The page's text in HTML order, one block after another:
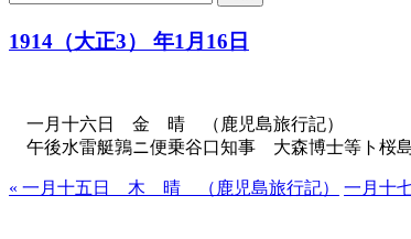
1914（大正3） 年1月16日
一月十六日 金 晴 （鹿児島旅行記）
午後水雷艇鶉ニ便乗谷口知事 大森博士等ト桜
« 一月十五日 木 晴 （鹿児島旅行記） 一月十